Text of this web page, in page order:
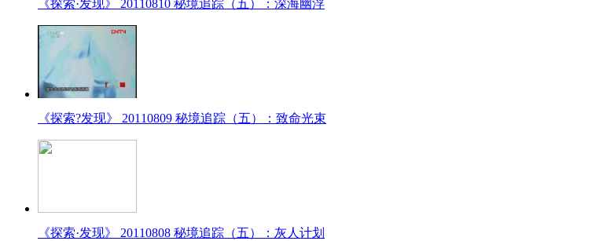
《探索·发现》 20110810 秘境追踪（五）：深海幽浮
《探索?发现》 20110809 秘境追踪（五）：致命光束
《探索·发现》 20110808 秘境追踪（五）：灰人计划